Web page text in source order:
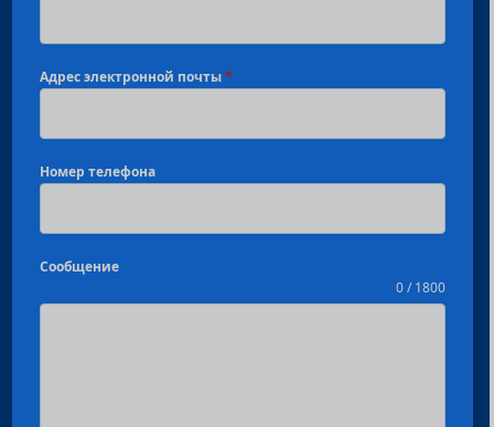
Адрес электронной почты*
Номер телефона
Сообщение
0 / 1800